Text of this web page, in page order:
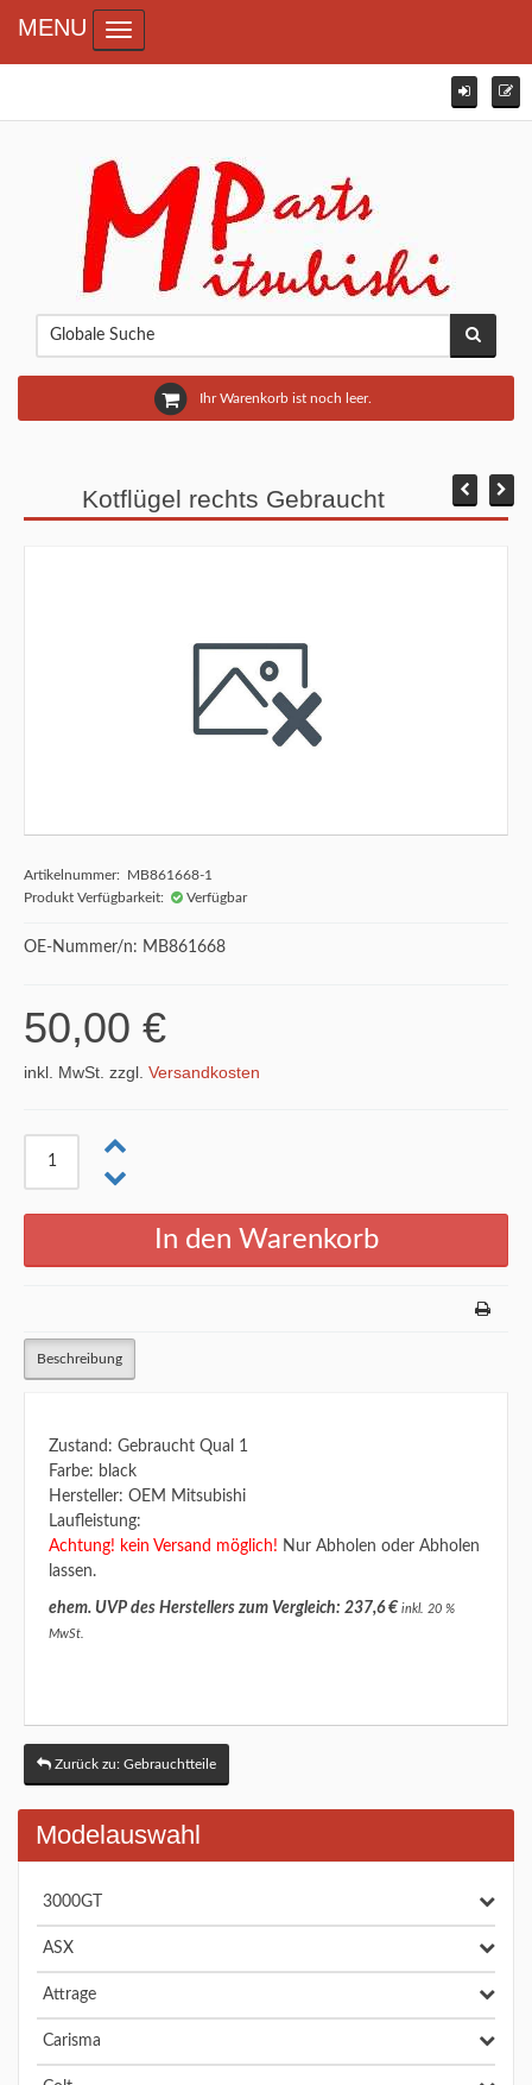
Ihr Warenkorb ist noch leer.
MENU Toggle navigation
Kotflügel rechts Gebraucht
Artikelnummer: MB861668-1
Produkt Verfügbarkeit:
Verfügbar
OE-Nummer/n: MB861668
50,00 €
inkl. MwSt. zzgl. Versandkosten
Beschreibung
Zustand: Gebraucht Qual 1
Farbe: black
Hersteller: OEM Mitsubishi
Laufleistung:
Achtung! kein Versand möglich! Nur Abholen oder Abholen
lassen.
ehem. UVP des Herstellers zum Vergleich: 237,6 € inkl. 20 %
MwSt.
Zurück zu: Gebrauchtteile
Modelauswahl
3000GT
ASX
Attrage
Carisma